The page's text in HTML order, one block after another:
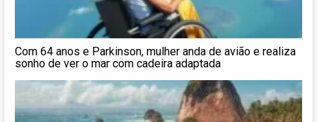
Com 64 anos e Parkinson, mulher anda de avião e realiza
sonho de ver o mar com cadeira adaptada